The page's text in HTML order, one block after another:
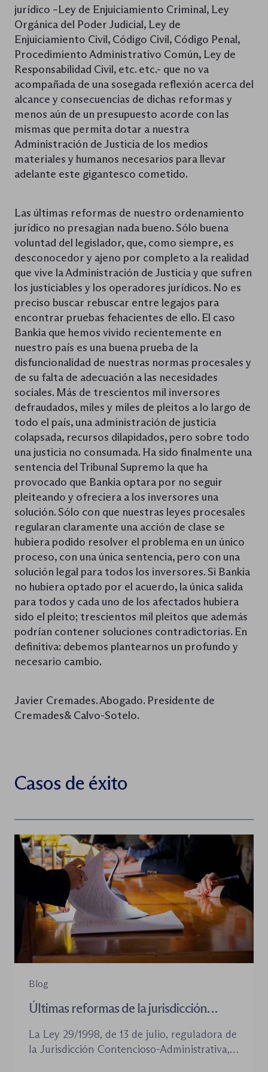
jurídico –Ley de Enjuiciamiento Criminal, Ley
Orgánica del Poder Judicial, Ley de
Enjuiciamiento Civil, Código Civil, Código Penal,
Procedimiento Administrativo Común, Ley de
Responsabilidad Civil, etc. etc.- que no va
acompañada de una sosegada reflexión acerca del
alcance y consecuencias de dichas reformas y
menos aún de un presupuesto acorde con las
mismas que permita dotar a nuestra
Administración de Justicia de los medios
materiales y humanos necesarios para llevar
adelante este gigantesco cometido.
Las últimas reformas de nuestro ordenamiento
jurídico no presagian nada bueno. Sólo buena
voluntad del legislador, que, como siempre, es
desconocedor y ajeno por completo a la realidad
que vive la Administración de Justicia y que sufren
los justiciables y los operadores jurídicos. No es
preciso buscar rebuscar entre legajos para
encontrar pruebas fehacientes de ello. El caso
Bankia que hemos vivido recientemente en
nuestro país es una buena prueba de la
disfuncionalidad de nuestras normas procesales y
de su falta de adecuación a las necesidades
sociales. Más de trescientos mil inversores
defraudados, miles y miles de pleitos a lo largo de
todo el país, una administración de justicia
colapsada, recursos dilapidados, pero sobre todo
una justicia no consumada. Ha sido finalmente una
sentencia del Tribunal Supremo la que ha
provocado que Bankia optara por no seguir
pleiteando y ofreciera a los inversores una
solución. Sólo con que nuestras leyes procesales
regularan claramente una acción de clase se
hubiera podido resolver el problema en un único
proceso, con una única sentencia, pero con una
solución legal para todos los inversores. Si Bankia
no hubiera optado por el acuerdo, la única salida
para todos y cada uno de los afectados hubiera
sido el pleito; trescientos mil pleitos que además
podrían contener soluciones contradictorias. En
definitiva: debemos plantearnos un profundo y
necesario cambio.
Javier Cremades. Abogado. Presidente de
Cremades& Calvo-Sotelo.
Casos de éxito
Blog
Últimas reformas de la jurisdicción
La Ley 29/1998, de 13 de julio, reguladora de
la Jurisdicción Contencioso-Administrativa,